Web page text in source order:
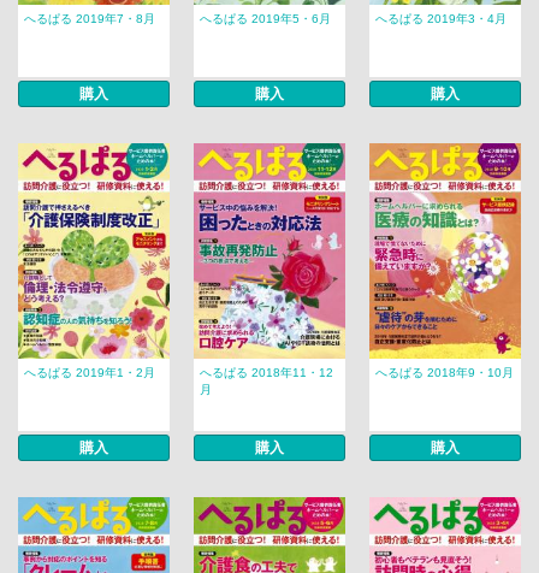
へるぱる 2019年7・8月
購入
へるぱる 2019年5・6月
購入
へるぱる 2019年3・4月
購入
へるぱる 2019年1・2月
購入
へるぱる 2018年11・12
月
購入
へるぱる 2018年9・10月
購入